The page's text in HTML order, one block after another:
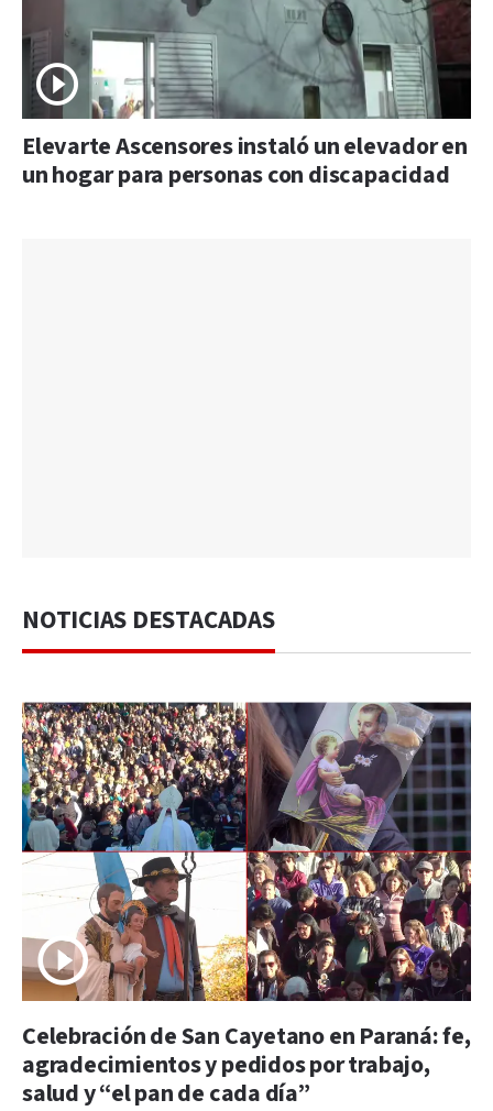
Elevarte Ascensores instaló un elevador en
un hogar para personas con discapacidad
NOTICIAS DESTACADAS
Celebración de San Cayetano en Paraná: fe,
agradecimientos y pedidos por trabajo,
salud y “el pan de cada día”